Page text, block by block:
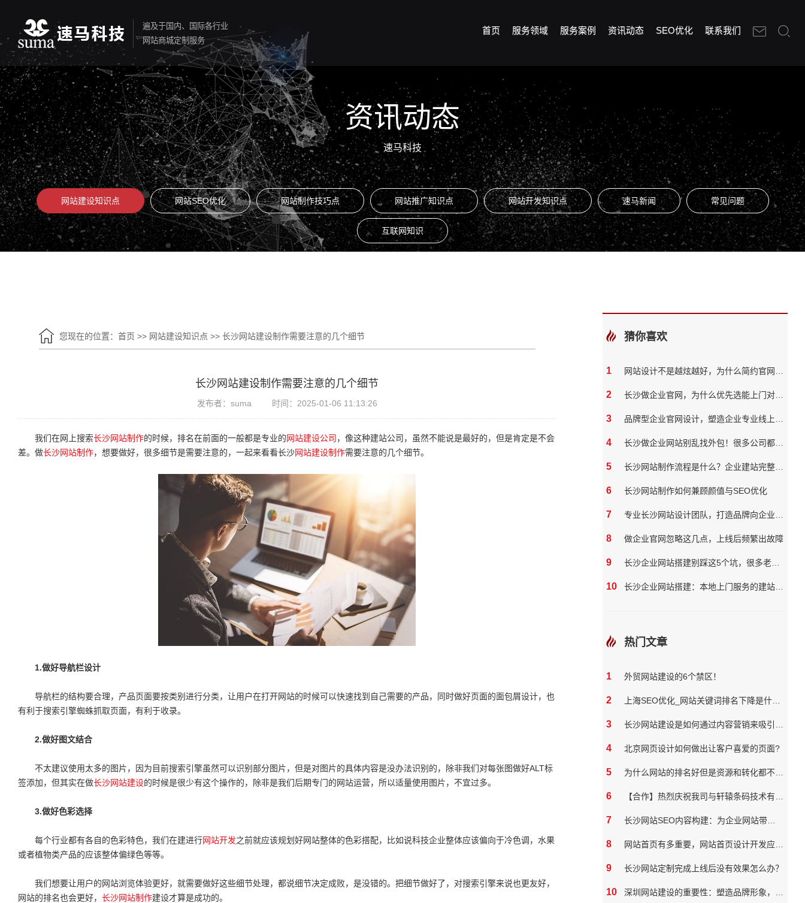
遍及于国内、国际各行业
网站商城定制服务
首页 服务领域 服务案例 资讯动态 SEO优化 联系我们
资讯动态
速马科技
网站建设知识点 网站SEO优化 网站制作技巧点 网站推广知识点 网站开发知识点 速马新闻 常见问题
互联网知识
您现在的位置： 首页 >> 网站建设知识点 >> 长沙网站建设制作需要注意的几个细节
长沙网站建设制作需要注意的几个细节
发布者：suma 时间：2025-01-06 11:13:26
我们在网上搜索长沙网站制作的时候，排名在前面的一般都是专业的网站建设公司 ，像这种建站公司，虽然不能说是最好的，但是肯定是不会
差。做长沙网站制作，想要做好，很多细节是需要注意的，一起来看看长沙网站建设制作需要注意的几个细节。
1.做好导航栏设计
导航栏的结构要合理，产品页面要按类别进行分类，让用户在打开网站的时候可以快速找到自己需要的产品，同时做好页面的面包屑设计，也
有利于搜索引擎蜘蛛抓取页面，有利于收录。
2.做好图文结合
不太建议使用太多的图片，因为目前搜索引擎虽然可以识别部分图片，但是对图片的具体内容是没办法识别的，除非我们对每张图做好ALT标
签添加，但其实在做长沙网站建设的时候是很少有这个操作的，除非是我们后期专门的网站运营，所以适量使用图片，不宜过多。
3.做好色彩选择
每个行业都有各自的色彩特色，我们在建进行网站开发之前就应该规划好网站整体的色彩搭配，比如说科技企业整体应该偏向于冷色调，水果
或者植物类产品的应该整体偏绿色等等。
我们想要让用户的网站浏览体验更好，就需要做好这些细节处理，都说细节决定成败，是没错的。把细节做好了，对搜索引擎来说也更友好，
网站的排名也会更好， 长沙网站制作建设才算是成功的。
猜你喜欢
1
2
3
4
5
6 长沙网站制作如何兼顾颜值与SEO优化
7
8 做企业官网忽略这几点，上线后频繁出故障
9
10
热门文章
1 外贸网站建设的6个禁区！
2
3
4 北京网页设计如何做出让客户喜爱的页面?
5
6
7
8
9 长沙网站定制完成上线后没有效果怎么办？
10